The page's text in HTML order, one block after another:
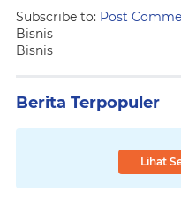
Subscribe to: Post
Bisnis
Bisnis
Berita Terpopuler
Lihat